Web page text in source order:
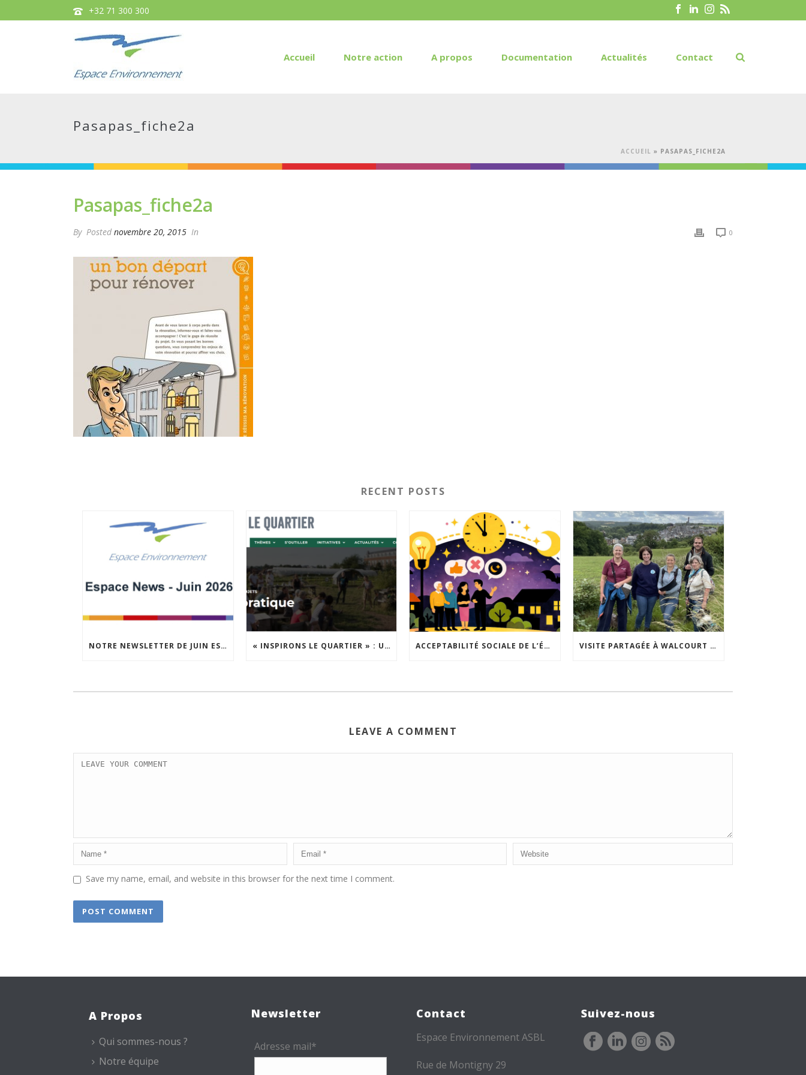
+32 71 300 300
Accueil Notre action A propos Documentation Actualités Contact
Pasapas_fiche2a
ACCUEIL » PASAPAS_FICHE2A
Pasapas_fiche2a
By Posted novembre 20, 2015 In 0
RECENT POSTS
NOTRE NEWSLETTER DE JUIN EST EN LIGNE ! « INSPIRONS LE QUARTIER » : UN NOUVEL APPEL À PROJETS EST LANCÉ ! ACCEPTABILITÉ SOCIALE DE L’ÉCLAIRAGE NOCTURNE : LE REPLAY EST DISPONIBLE VISITE PARTAGÉE À WALCOURT : UNE DÉMARCHE PARTICIPATIVE ANIMÉE PAR ESPACE ENVIRONNEMENT
LEAVE A COMMENT
Save my name, email, and website in this browser for the next time I comment.
A Propos
Qui sommes-nous ?
Notre équipe
Newsletter
Adresse mail*
Contact
Espace Environnement ASBL
Rue de Montigny 29
Suivez-nous